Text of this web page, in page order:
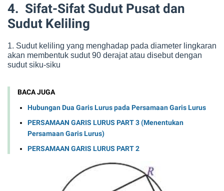
4. Sifat-Sifat Sudut Pusat dan
Sudut Keliling
1. Sudut keliling yang menghadap pada diameter lingkaran
akan membentuk sudut 90 derajat atau disebut dengan
sudut siku-siku
BACA JUGA
Hubungan Dua Garis Lurus pada Persamaan Garis Lurus
PERSAMAAN GARIS LURUS PART 3 (Menentukan
Persamaan Garis Lurus)
PERSAMAAN GARIS LURUS PART 2